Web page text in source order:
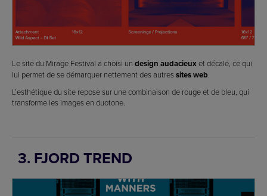
Le site du Mirage Festival a choisi un design audacieuxet décalé, ce qui
lui permet de se démarquer nettement des autres sites web.
L’esthétique du site repose sur une combinaison de rouge et de bleu, qui
transforme les images en duotone.
3. FJORD TREND